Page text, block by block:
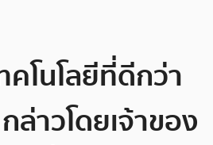
คโนโลยีที่ดีกว่า
ล่าวโดยเจ้าของ